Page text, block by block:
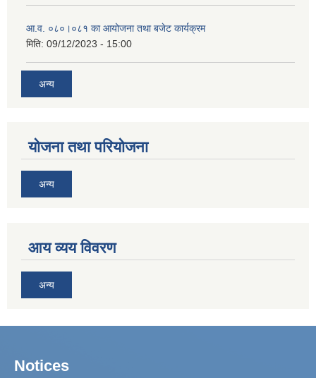
आ.व. ०८०।०८१ का आयोजना तथा बजेट कार्यक्रम
मिति: 09/12/2023 - 15:00
अन्य
योजना तथा परियोजना
अन्य
आय व्यय विवरण
अन्य
Notices